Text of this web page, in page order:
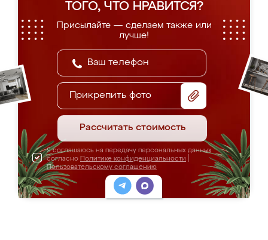
ТОГО, ЧТО НРАВИТСЯ?
Присылайте — сделаем также или
лучше!
Прикрепить фото
Рассчитать стоимость
Я соглашаюсь на передачу персональных данных
согласно Политике конфиденциальности
Пользовательскому соглашению